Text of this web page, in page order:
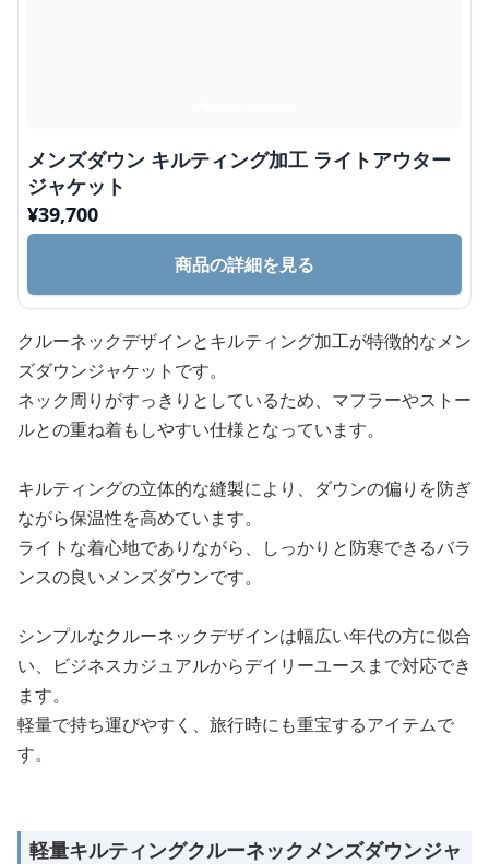
メンズダウン キルティング加工 ライトアウター
ジャケット
¥39,700
商品の詳細を見る
クルーネックデザインとキルティング加工が特徴的なメン
ズダウンジャケットです。
ネック周りがすっきりとしているため、マフラーやストー
ルとの重ね着もしやすい仕様となっています。
キルティングの立体的な縫製により、ダウンの偏りを防ぎ
ながら保温性を高めています。
ライトな着心地でありながら、しっかりと防寒できるバラ
ンスの良いメンズダウンです。
シンプルなクルーネックデザインは幅広い年代の方に似合
い、ビジネスカジュアルからデイリーユースまで対応でき
ます。
軽量で持ち運びやすく、旅行時にも重宝するアイテムで
す。
軽量キルティングクルーネックメンズダウンジャ